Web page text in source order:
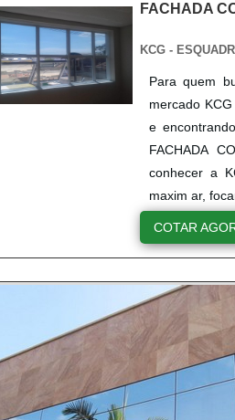
FACHADA
KCG -
Para quem
mercado
e
FACHADA
conhecer a
maxim ar,
COTAR